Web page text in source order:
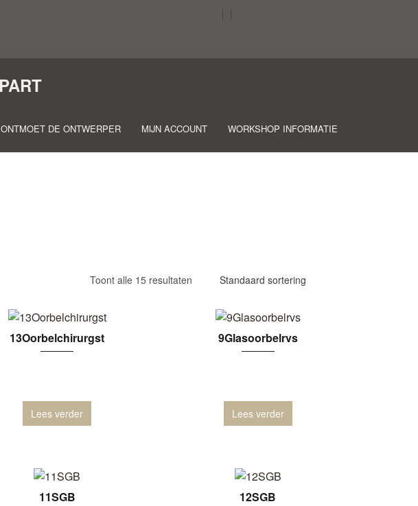
ONTMOET DE ONTWERPER MIJN ACCOUNT WORKSHOP INFORMATIE
Toont alle 15 resultaten
13Oorbelchirurgst
Lees verder
9Glasoorbelrvs
Lees verder
11SGB 12SGB